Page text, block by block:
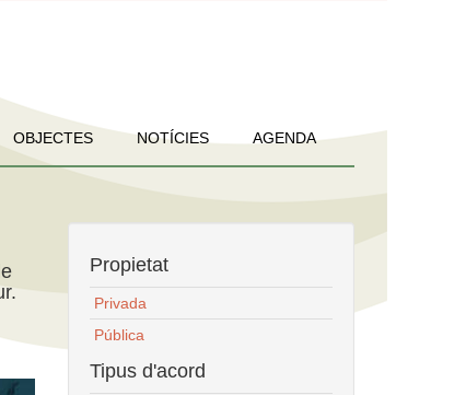
OBJECTES NOTÍCIES AGENDA
Propietat
Privada
Pública
Tipus d'acord